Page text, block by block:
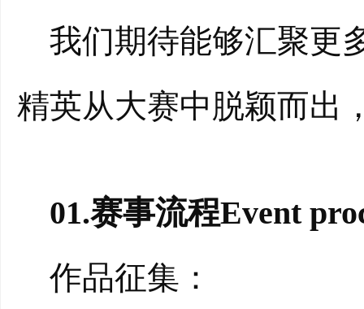
我们期待能够汇聚更
精英从大赛中脱颖而出
01.赛事流程Event
作品征集：